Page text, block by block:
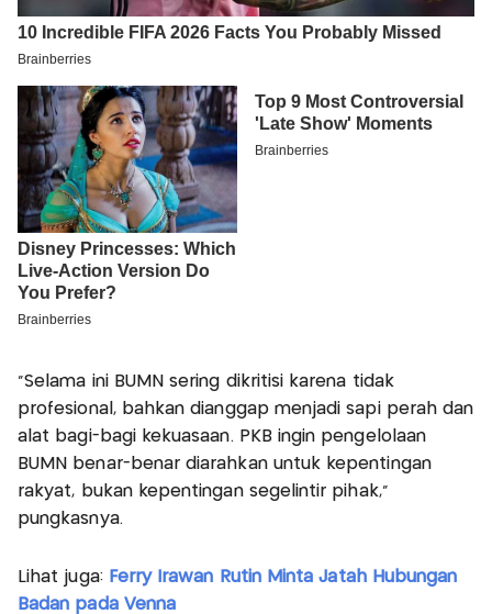
"Selama ini BUMN sering dikritisi karena tidak
profesional, bahkan dianggap menjadi sapi perah dan
alat bagi-bagi kekuasaan. PKB ingin pengelolaan
BUMN benar-benar diarahkan untuk kepentingan
rakyat, bukan kepentingan segelintir pihak,"
pungkasnya.
Lihat juga: Ferry Irawan Rutin Minta Jatah Hubungan
Badan pada Venna